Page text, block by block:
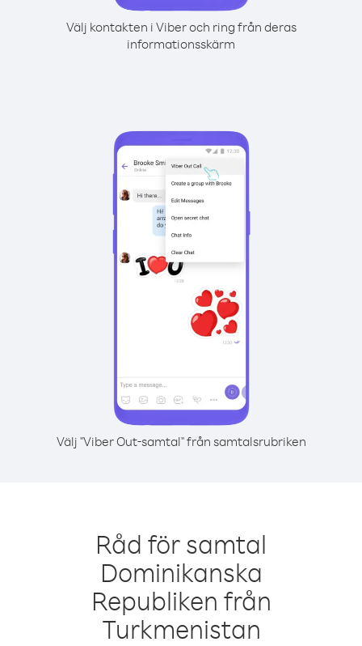
Välj kontakten i Viber och ring från deras
informationsskärm
Välj "Viber Out-samtal" från samtalsrubriken
Råd för samtal
Dominikanska
Republiken från
Turkmenistan